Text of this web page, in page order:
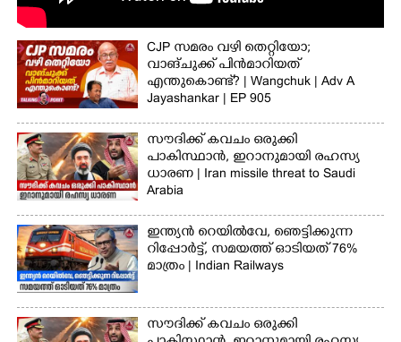
CJP സമരം വഴി തെറ്റിയോ;
വാങ്ചുക്ക് പിൻമാറിയത്
എന്തുകൊണ്ട്?​ | Wangchuk | Adv A
Jayashankar | EP 905
സൗദിക്ക് കവചം ഒരുക്കി
പാകിസ്ഥാന്‍, ഇറാനുമായി രഹസ്യ
ധാരണ | Iran missile threat to Saudi
Arabia
ഇന്ത്യന്‍ റെയില്‍വേ, ഞെട്ടിക്കുന്ന
റിപ്പോര്‍ട്ട്, സമയത്ത് ഓടിയത് 76%
മാത്രം | Indian Railways
സൗദിക്ക് കവചം ഒരുക്കി